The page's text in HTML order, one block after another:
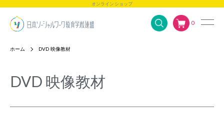
オンラインショップ
0
ホーム DVD 映像教材
DVD 映像教材